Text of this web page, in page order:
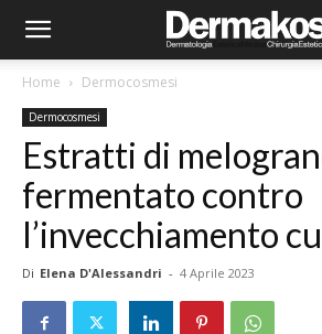
Home Dermocosmesi
Dermocosmesi
Estratti di
fermentato contro
l’invecchiamento
Di Elena D'Alessandri - 4 Aprile 2023